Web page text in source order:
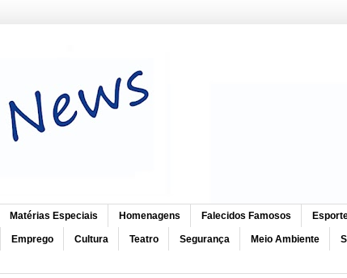
Matérias Especiais Homenagens Falecidos Famosos
Emprego Cultura Teatro Segurança Meio Ambiente